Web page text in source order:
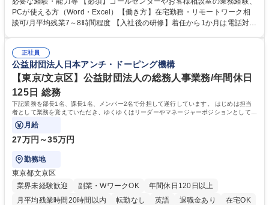
意見を、企業活動に活かしています。お客様からの声に迅速かつ誠意をも
って対応、情報提供するとともにグループ内活動に反映しています。 【具
平均100件前後■メール・手紙：同上40件前後 募集職種 中野本社【お客様
相談室】お客様のお声をもとにより良い商品づくりへ貢献
PCが使える方（Word・Excel）【働き方】在宅勤務・リモートワーク相
談可/月平均残業7～8時間程度 【入社後の研修】着任から1か月は電話対応
すのでご安心ください。 【当社について】キリングループの広報機能を担
う会社として、お客様との出会いを大切にし、磨き上げたホスピタリティ
を込めてコミュニケーションをとりながら広報関連業務を行っておりま
す。 学歴・資格 学歴：大学院 大学 高専 短大 専修学校 高校 語学力： 資
正社員
公益財団法人日本アンチ・ドーピング機構
【東京/文京区】公益財団法人の総務人事業務/年間休日
125日 総務
下記業務を部長1名、課長1名、メンバー2名で分担して遂行しています。 はじめは担当
者として業務を覚えていただき、ゆくゆくはリーダーやマネージャーポジションとして活
躍いただくことを期待しています。
月給
27万円～35万円
勤務地
東京都文京区
業界未経験歓迎
副業・WワークOK
年間休日120日以上
月平均残業時間20時間以内
転勤なし 英語 退職金あり
在宅OK